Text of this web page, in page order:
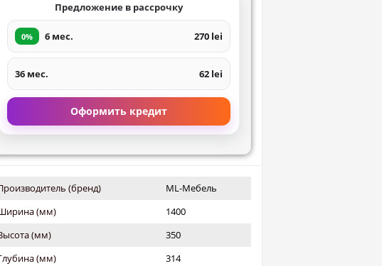
Предложение в рассрочку
0% 6 мес. 270 lei
36 мес. 62 lei
Оформить кредит
(бренд)
ML-Мебель
(мм)
1400
(мм)
350
(мм)
314